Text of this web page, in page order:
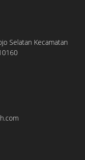
Selatan Kecamatan